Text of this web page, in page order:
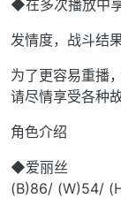
◆在多次播放中
发情度，战斗结
为了更容易重播
请尽情享受各种
角色介绍
◆爱丽丝
(B)86/ (W)54/